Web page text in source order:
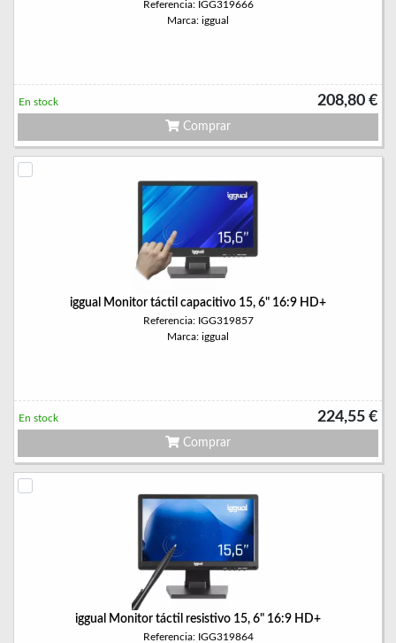
Referencia: IGG319666
Marca: iggual
208,80 €
En stock
Comprar
iggual Monitor táctil capacitivo 15, 6" 16:9 HD+
Referencia: IGG319857
Marca: iggual
224,55 €
En stock
Comprar
iggual Monitor táctil resistivo 15, 6" 16:9 HD+
Referencia: IGG319864